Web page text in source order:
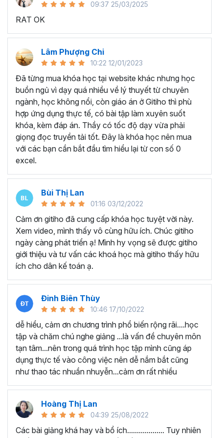
sử dụng Excel sẽ tốn nhiều thời gian, công sức để xử lý
công việc. Hơn nữa, chúng ta cũng không biết những thứ
mình đang thực hiện đúng hay không.
Hiện nay 100% các doanh nghiệp tại Việt Nam
cần tới kỹ năng Excel khi ứng tuyển vào vị trí kế toán, xử
chính... Mỗi cấp độ sẽ có yêu cầu thành thạo Excel xử lý
công việc khác nhau.
Chính vì điều đó Gitiho đã mở khóa học vềThủ thuật
Excel cập nhật hàng tuần - EXG02 với hơn7h+ học
cùng với92 tài liệu đính kèmbạn sẽ nhận được nhiều lợi
ích vô tận như:
Giảng viên là những người có trình độ chuyên môn
cao, kinh nghiệm thực tiễn dày dặn đã và đang đào
VPBank, FPT software, Vietcombank, MIC, Tập
đoàn Thành Công, TH True Milk
thành thạo kỹ năng sử dụng Excel nhanh chóng.
Học nhanh nhưng nhớ lâu bởi luôn có các bài tập
thực hành kèm với lý thuyết.
Các video bài giảng được xây dựng dựa trên các
chủ đề cụ thể, đồng thời chú trọng tối đa đến tính
ứng dụng cao. Đặc biệt, bộ videocác thủ thuật
khác, phù hợp với tất cả mọi đối tượng muốn tỏa
sáng nơi công sở với thủ thuật Excel nâng cao thông
minh và tạo kết quả bất ngờ trong công việc.
Bạn sẽ tự tin xử lý được mọi việc trên các công cụ
Excel một cách chuyên nghiệp giúp đẩy nhân được
tiến độ công việc, nâng cao hiệu suất làm việc lên
tới 5 lần.
Đặc biệt khiđăng ký khóa học EXG02học viên sẽ có cơ
hội nhận ưu đãi sở hữu trọn đời chỉ với
tác đăng ký khá đơn giản, bạn chỉ cần nhấn vào ĐĂNG
KÝ HỌC NGAY khóa học EXG08 trên gitiho.com là xong.
09:37 25/03/2025
RAT OK
Lâm Phượng Chi
10:22 12/01/2023
Đã từng mua khóa học tại website khác nhưng học
buồn ngủ vì dạy quá nhiều về lý thuyết từ chuyên
ngành, học không nổi, còn giáo án ở Gitiho thì phù
hợp ứng dụng thực tế, có bài tập làm xuyên suốt
khóa, kèm đáp án. Thầy có tốc độ dạy vừa phải
giọng đọc truyền tải tốt. Đây là khóa học nên mua
với các bạn cần bắt đầu tìm hiểu lại từ con số 0
excel.
Bùi Thị Lan
01:16 03/12/2022
Cảm ơn gitiho đã cung cấp khóa học tuyệt vời này.
Xem video, mình thấy vô cùng hữu ích. Chúc gitiho
ngày càng phát triển ạ! Mình hy vọng sẽ được gitiho
giới thiệu và tư vấn các khoá học mà gitiho thấy hữu
ích cho dân kế toán ạ.
Đinh Biên Thùy
10:46 17/10/2022
dễ hiểu, cảm ơn chương trình phổ biến rộng rãi....học
tập và chăm chú nghe giảng ...là vấn đề chuyên môn
tạn tâm...nên trong quá trình học tập mình cũng áp
dụng thực tế vào công việc nên dễ nắm bắt cũng
như thao tác nhuần nhuyễn...cảm ơn rất nhiều
Hoàng Thị Lan
04:39 25/08/2022
Các bài giảng khá hay và bổ ích................... Tuy nhiên